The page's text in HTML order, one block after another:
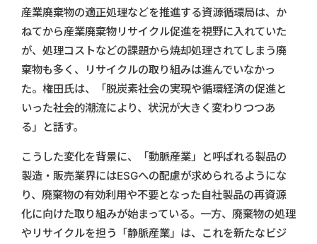
産業廃棄物の適正処理などを推進する資源循環局は、か
ねてから産業廃棄物リサイクル促進を視野に入れていた
が、処理コストなどの課題から焼却処理されてしまう廃
棄物も多く、リサイクルの取り組みは進んでいなかっ
た。権田氏は、「脱炭素社会の実現や循環経済の促進と
いった社会的潮流により、状況が大きく変わりつつあ
る」と話す。
こうした変化を背景に、「動脈産業」と呼ばれる製品の
製造・販売業界にはESGへの配慮が求められるようにな
り、廃棄物の有効利用や不要となった自社製品の再資源
化に向けた取り組みが始まっている。一方、廃棄物の処理
やリサイクルを担う「静脈産業」は、これを新たなビジ